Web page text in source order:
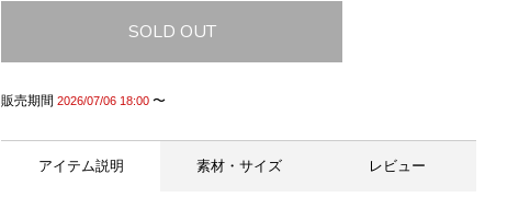
SOLD OUT
販売期間 2026/07/06 18:00 〜
アイテム説明 素材・サイズ レビュー